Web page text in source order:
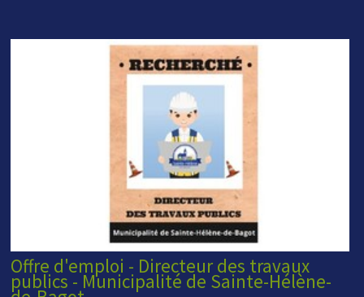
Offre d'emploi - Directeur des travaux
publics - Municipalité de Sainte-Hélène-